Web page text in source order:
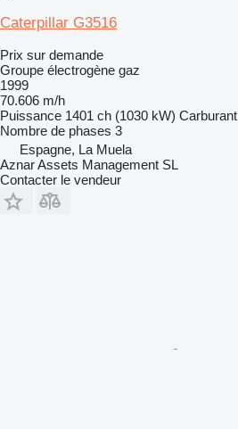
Caterpillar G3516
Prix sur demande
Groupe électrogène gaz
1999
70.606 m/h
Puissance 1401 ch (1030 kW) Carburant
Nombre de phases 3
Espagne, La Muela
Aznar Assets Management SL
Contacter le vendeur